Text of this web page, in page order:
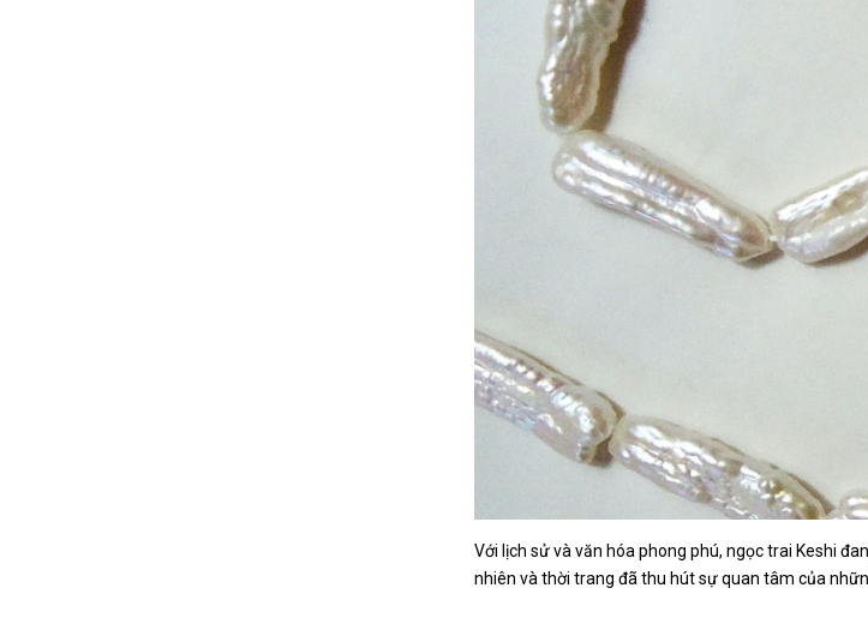
Với lịch sử và văn hóa phong phú, ngọc trai Keshi
nhiên và thời trang đã thu hút sự quan tâm của